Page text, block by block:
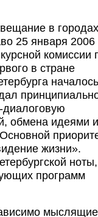
в городах
25 января 2006
комиссии
в стране
обмена идеями и
жизни».
ноты,
программ
мыслящие